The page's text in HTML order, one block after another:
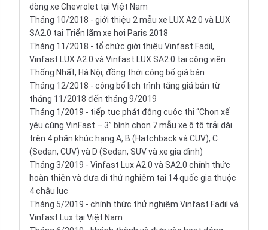
dòng xe Chevrolet tại Việt Nam
Tháng 10/2018 - giới thiệu 2 mẫu xe LUX A2.0 và LUX
SA2.0 tại Triển lãm xe hơi Paris 2018
Tháng 11/2018 - tổ chức giới thiệu Vinfast Fadil,
Vinfast LUX A2.0 và Vinfast LUX SA2.0 tại công viên
Thống Nhất, Hà Nội, đồng thời công bố giá bán
Tháng 12/2018 - công bố lịch trình tăng giá bán từ
tháng 11/2018 đến tháng 9/2019
Tháng 1/2019 - tiếp tục phát động cuộc thi “Chọn xế
yêu cùng VinFast – 3” bình chọn 7 mẫu xe ô tô trải dài
trên 4 phân khúc hạng A, B (Hatchbackvà CUV), C
(Sedan, CUV) và D (Sedan, SUV và xe gia đình)
Tháng 3/2019 - Vinfast Lux A2.0 và SA2.0 chính thức
hoàn thiện và đưa đi thử nghiệm tại 14 quốc gia thuộc
4 châu lục
Tháng 5/2019 - chính thức thử nghiệm Vinfast Fadil và
Vinfast Lux tại Việt Nam